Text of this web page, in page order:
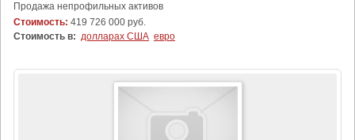
Продажа непрофильных активов
Стоимость: 419 726 000 руб.
Стоимость в: долларах США евро